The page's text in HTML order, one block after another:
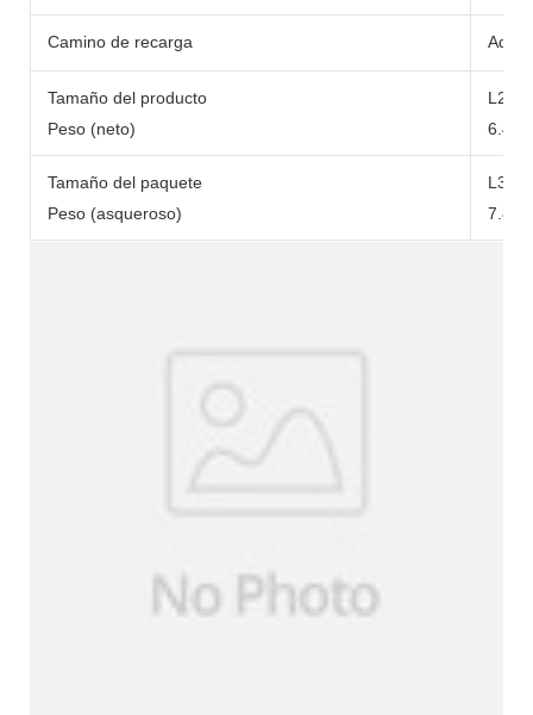
Camino de recarga
Tamaño del producto
Peso (neto)
6.49
Tamaño del paquete
Peso (asqueroso)
7.84